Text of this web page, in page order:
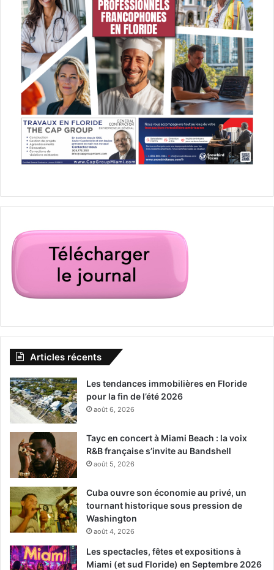
Articles récents
Les tendances immobilières en Floride
pour la fin de l’été 2026
août 6, 2026
Tayc en concert à Miami Beach : la voix
R&B française s’invite au Bandshell
août 5, 2026
Cuba ouvre son économie au privé, un
tournant historique sous pression de
Washington
août 4, 2026
Les spectacles, fêtes et expositions à
Miami (et sud Floride) en Septembre 2026